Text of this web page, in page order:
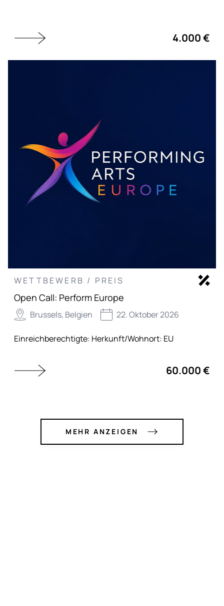
4.000 €
WETTBEWERB / PREIS
Open Call: Perform Europe
Brussels, Belgien 22. Oktober 2026
Einreichberechtigte: Herkunft/Wohnort: EU
60.000 €
MEHR ANZEIGEN